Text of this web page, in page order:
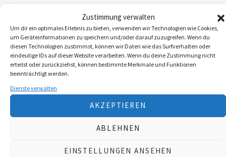
Zustimmung verwalten
Um dir ein optimales Erlebnis zu bieten, verwenden wir Technologien wie Cookies,
um Geräteinformationen zu speichern und/oder darauf zuzugreifen. Wenn du
diesen Technologien zustimmst, können wir Daten wie das Surfverhalten oder
eindeutige IDs auf dieser Website verarbeiten. Wenn du deine Zustimmung nicht
erteilst oder zurückziehst, können bestimmte Merkmale und Funktionen
beeinträchtigt werden.
Dienste verwalten
AKZEPTIEREN
ABLEHNEN
EINSTELLUNGEN ANSEHEN
Suchen
Neueste Beiträge